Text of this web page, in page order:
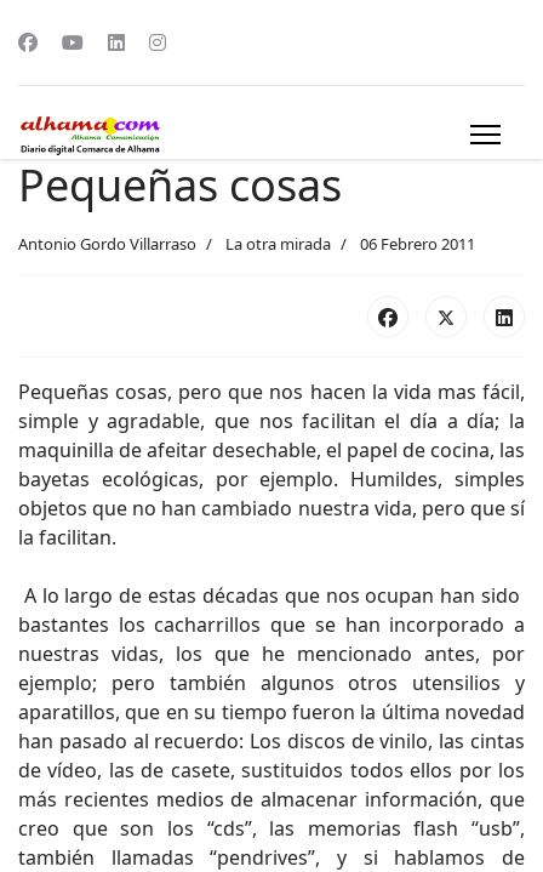
Pequeñas cosas
Antonio Gordo Villarraso La otra mirada 06 Febrero 2011
Pequeñas cosas, pero que nos hacen la vida mas fácil,
simple y agradable, que nos facilitan el día a día; la
maquinilla de afeitar desechable, el papel de cocina, las
bayetas ecológicas, por ejemplo. Humildes, simples
objetos que no han cambiado nuestra vida, pero que sí
la facilitan.
A lo largo de estas décadas que nos ocupan han sido
bastantes los cacharrillos que se han incorporado a
nuestras vidas, los que he mencionado antes, por
ejemplo; pero también algunos otros utensilios y
aparatillos, que en su tiempo fueron la última novedad
han pasado al recuerdo: Los discos de vinilo, las cintas
de vídeo, las de casete, sustituidos todos ellos por los
más recientes medios de almacenar información, que
creo que son los “cds”, las memorias flash “usb”,
también llamadas “pendrives”, y si hablamos de